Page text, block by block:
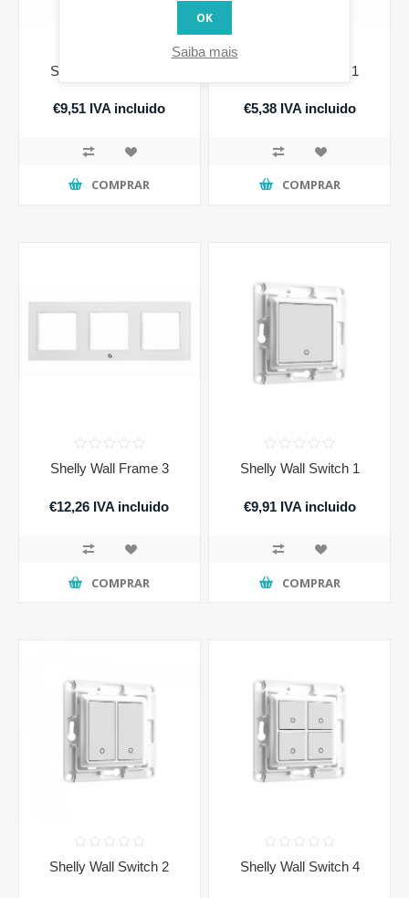
Shelly Wall Frame 2
€9,51 IVA incluido
COMPRAR
Shelly Wall Frame 1
€5,38 IVA incluido
COMPRAR
Shelly Wall Frame 3
€12,26 IVA incluido
COMPRAR
Shelly Wall Switch 1
€9,91 IVA incluido
COMPRAR
Shelly Wall Switch 2 Shelly Wall Switch 4
OK
Saiba mais